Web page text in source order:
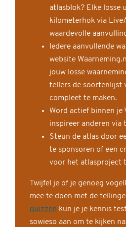
atlasblok? Elke losse
kilometerhok via
waardevolle
Iedere aanvullende
website
jouw losse
tellers de soortenlijst
compleet te maken.
Word actief binnen je
inspireer anderen via
Steun de atlas door
te sponsoren of een
voor het atlasproject
Twijfel je of je genoeg
mee te doen met de
quizzen kun je je kennis
sowieso aan om te kijken